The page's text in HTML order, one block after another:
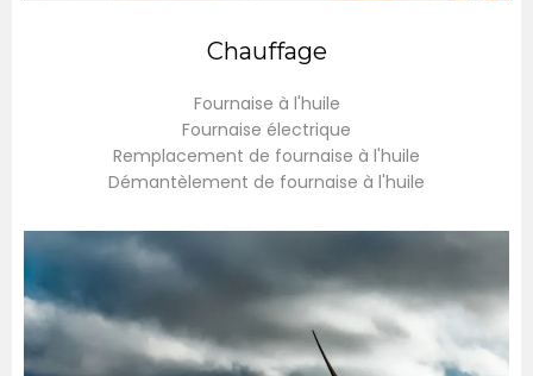
Chauffage
Fournaise à l'huile
Fournaise électrique
Remplacement de fournaise à l'huile
Démantèlement de fournaise à l'huile